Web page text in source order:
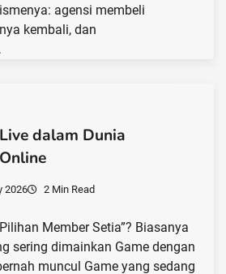
agensi membeli
kembali, dan
dalam Dunia
2026 2 Min Read
Member Setia”? Biasanya
sering dimainkan Game dengan
muncul Game yang sedang